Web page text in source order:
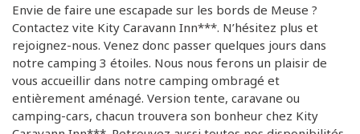
Envie de faire une escapade sur les bords de Meuse ?
Contactez vite Kity Caravann Inn***. N’hésitez plus et
rejoignez-nous. Venez donc passer quelques jours dans
notre camping 3 étoiles. Nous nous ferons un plaisir de
vous accueillir dans notre camping ombragé et
entièrement aménagé. Version tente, caravane ou
camping-cars, chacun trouvera son bonheur chez Kity